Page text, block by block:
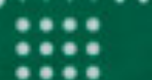
RESPONSABILIDADES
ENGENHARIA
EMPRESARIAL
EQUIPAMENTOS